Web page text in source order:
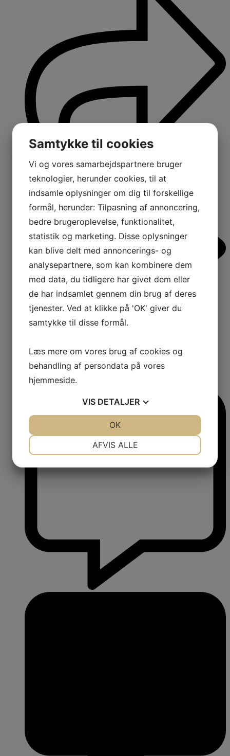
Comments:
Samtykke til cookies
Vi og vores samarbejdspartnere bruger
teknologier, herunder cookies, til at
indsamle oplysninger om dig til forskellige
formål, herunder: Tilpasning af annoncering,
bedre brugeroplevelse, funktionalitet,
statistik og marketing. Disse oplysninger
kan blive delt med annoncerings- og
analysepartnere, som kan kombinere dem
med data, du tidligere har givet dem eller
de har indsamlet gennem din brug af deres
tjenester. Ved at klikke på 'OK' giver du
samtykke til disse formål.
Læs mere om vores brug af cookies og
behandling af persondata på vores
hjemmeside.
VIS DETALJER
AFVIS ALLE
OK